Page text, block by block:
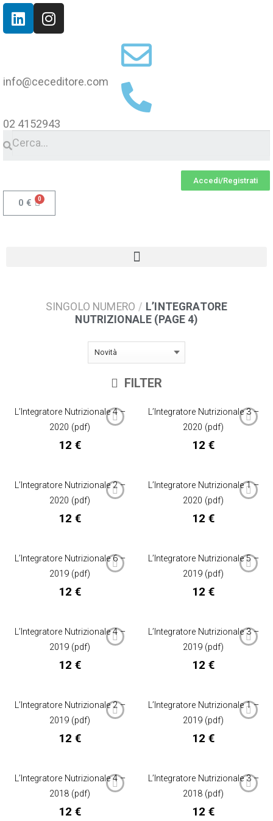
info@ceceditore.com
02 4152943
Accedi/Registrati
0 €
SINGOLO NUMERO / L’INTEGRATORE
NUTRIZIONALE (PAGE 4)
FILTER
L’Integratore Nutrizionale 4 –
2020 (pdf)
12 €
L’Integratore Nutrizionale 3 –
2020 (pdf)
12 €
L’Integratore Nutrizionale 2 –
2020 (pdf)
12 €
L’Integratore Nutrizionale 1 –
2020 (pdf)
12 €
L’Integratore Nutrizionale 6 –
2019 (pdf)
12 €
L’Integratore Nutrizionale 5 –
2019 (pdf)
12 €
L’Integratore Nutrizionale 4 –
2019 (pdf)
12 €
L’Integratore Nutrizionale 3 –
2019 (pdf)
12 €
L’Integratore Nutrizionale 2 –
2019 (pdf)
12 €
L’Integratore Nutrizionale 1 –
2019 (pdf)
12 €
L’Integratore Nutrizionale 4 –
2018 (pdf)
12 €
L’Integratore Nutrizionale 3 –
2018 (pdf)
12 €